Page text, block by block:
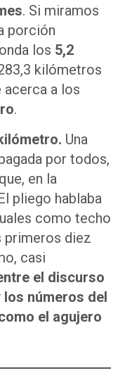
. Si miramos
porción
los 5,2
kilómetros
a los
.
Una
por todos,
en la
pliego hablaba
como techo
primeros diez
casi
el discurso
los números del
el agujero